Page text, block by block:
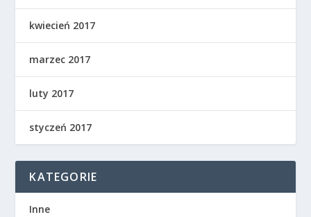
kwiecień 2017
marzec 2017
luty 2017
styczeń 2017
KATEGORIE
Inne